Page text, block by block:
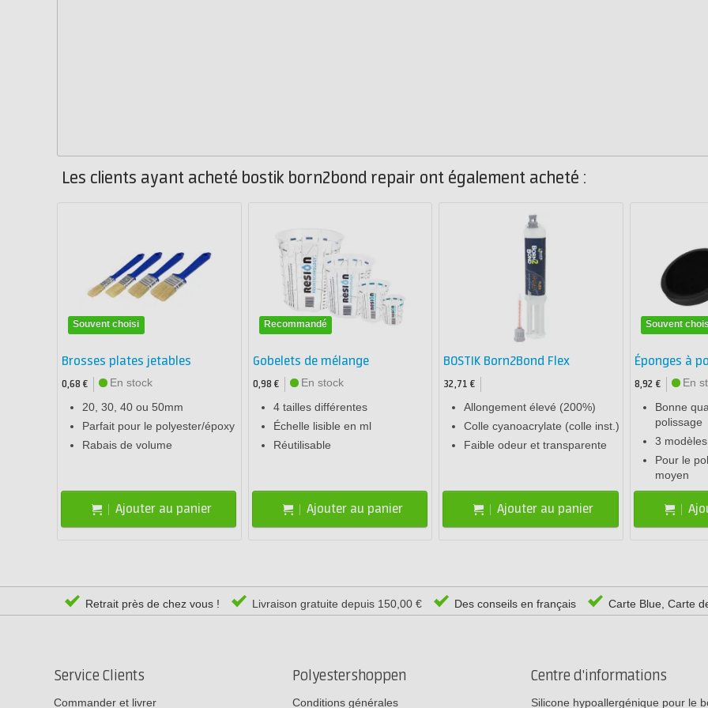
Les clients ayant acheté bostik born2bond repair ont également acheté :
Souvent choisi
Brosses plates jetables
0,68 €
En stock
20, 30, 40 ou 50mm
Parfait pour le polyester/époxy
Rabais de volume
Ajouter au panier
Recommandé
Gobelets de mélange
0,98 €
En stock
4 tailles différentes
Échelle lisible en ml
Réutilisable
Ajouter au panier
BOSTIK Born2Bond Flex
32,71 €
Allongement élevé (200%)
Colle cyanoacrylate (colle inst.)
Faible odeur et transparente
Ajouter au panier
Souvent
Éponges à
8,92 €
En
Bonne
polissage
3
Pour le
moyen
Retrait près de chez vous ! Livraison gratuite depuis 150,00 € Des conseils en français Carte Blue, Carte
Service Clients
Commander et livrer
Polyestershoppen
Conditions générales
Centre d'informations
Silicone hypoallergénique pour le